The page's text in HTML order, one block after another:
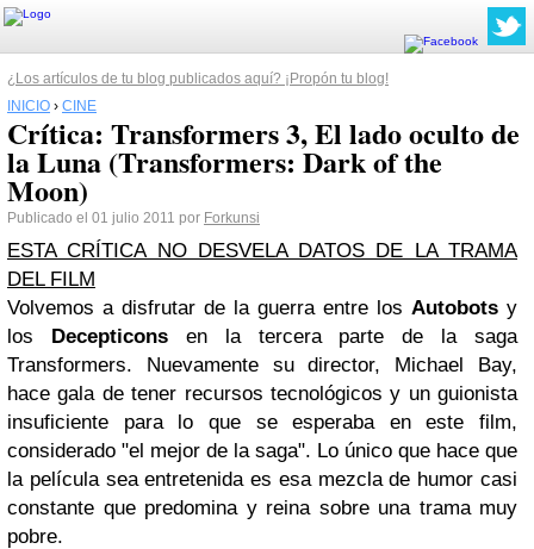
¿Los artículos de tu blog publicados aquí? ¡Propón tu blog!
INICIO › CINE
Crítica: Transformers 3, El lado oculto de
la Luna (Transformers: Dark of the
Moon)
Publicado el 01 julio 2011 por Forkunsi
ESTA CRÍTICA NO DESVELA DATOS DE LA TRAMA
DEL FILM
Volvemos a disfrutar de la guerra entre los Autobots y
los Decepticonsen la tercera parte de la saga
Transformers. Nuevamente su director, Michael Bay,
hace gala de tener recursos tecnológicos y un guionista
insuficiente para lo que se esperaba en este film,
considerado "el mejor de la saga". Lo único que hace que
la película sea entretenida es esa mezcla de humor casi
constante que predomina y reina sobre una trama muy
pobre.